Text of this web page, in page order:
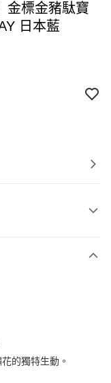
金標金豬駄寶
BLUE WAY 日本藍
的獨特生動。